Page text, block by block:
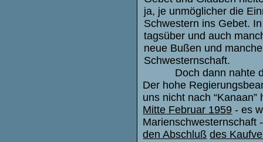
ja, je unmöglicher die
Schwestern ins Gebet.
tagsüber und auch
neue Bußen und
Schwesternschaft.
Doch dann nahte
Der hohe
uns nicht nach
Mitte Februar 1959 - es
Marienschwesternschaft
den Abschluß des